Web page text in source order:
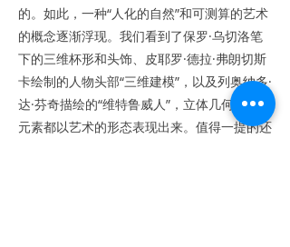
的。如此，一种“人化的自然”和可测算的艺术
的概念逐渐浮现。我们看到了保罗·乌切洛笔
下的三维杯形和头饰、皮耶罗·德拉·弗朗切斯
卡绘制的人物头部“三维建模”，以及列奥纳多·
达·芬奇描绘的“维特鲁威人”，立体几何和各种
元素都以艺术的形态表现出来。值得一提的还